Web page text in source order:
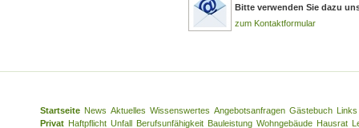
Bitte verwenden Sie dazu
zum Kontaktformular
Startseite News Aktuelles Wissenswertes Angebotsanfragen Gästebuch Links
Privat Haftpflicht Unfall Berufsunfähigkeit Bauleistung Wohngebäude Hausrat